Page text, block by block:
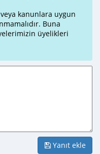
kanunlara uygun
Buna
üyelikleri
Yanıt ekle